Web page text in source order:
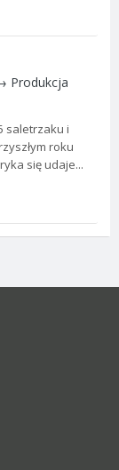
Produkcja
saletrzaku i
roku
się udaje...